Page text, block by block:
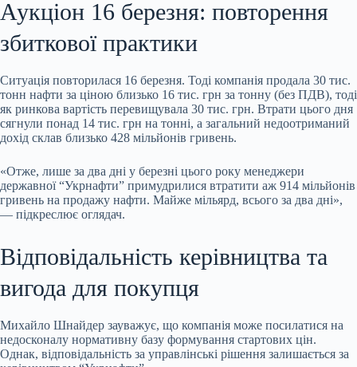
Аукціон 16 березня: повторення
збиткової практики
Ситуація повторилася 16 березня. Тоді компанія продала 30 тис.
тонн нафти за ціною близько 16 тис. грн за тонну (без ПДВ), тоді
як ринкова вартість перевищувала 30 тис. грн. Втрати цього дня
сягнули понад 14 тис. грн на тонні, а загальний недоотриманий
дохід склав близько 428 мільйонів гривень.
«Отже, лише за два дні у березні цього року менеджери
державної “Укрнафти” примудрилися втратити аж 914 мільйонів
гривень на продажу нафти. Майже мільярд, всього за два дні»,
— підкреслює оглядач.
Відповідальність керівництва та
вигода для покупця
Михайло Шнайдер зауважує, що компанія може посилатися на
недосконалу нормативну базу формування стартових цін.
Однак, відповідальність за управлінські рішення залишається за